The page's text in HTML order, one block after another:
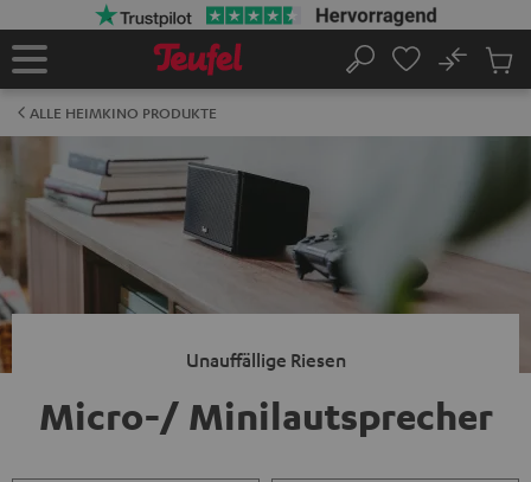
Startseite
Suche
No
ALLE HEIMKINO PRODUKTE
Unauffällige Riesen
Micro-/ Minilautsprecher